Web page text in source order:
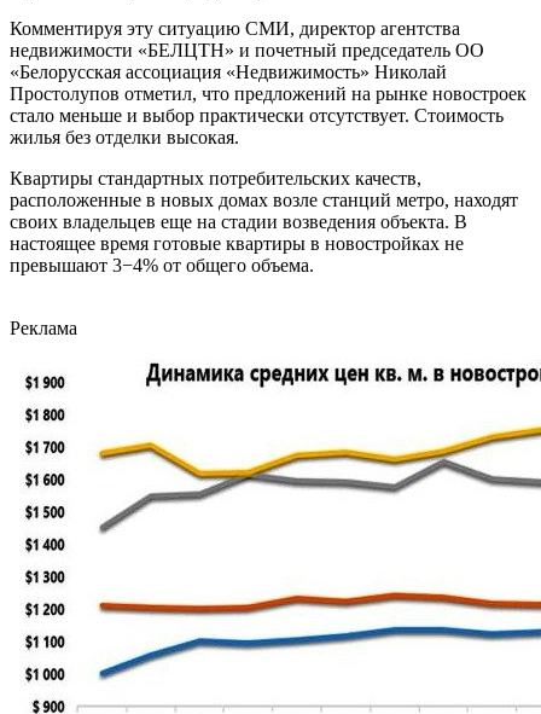
Комментируя эту ситуацию СМИ, директор агентства
недвижимости «БЕЛЦТН» и почетный председатель ОО
«Белорусская ассоциация «Недвижимость» Николай
Простолупов отметил, что предложений на рынке новостроек
стало меньше и выбор практически отсутствует. Стоимость
жилья без отделки высокая.
Квартиры стандартных потребительских качеств,
расположенные в новых домах возле станций метро, находят
своих владельцев еще на стадии возведения объекта. В
настоящее время готовые квартиры в новостройках не
превышают 3−4% от общего объема.
Реклама